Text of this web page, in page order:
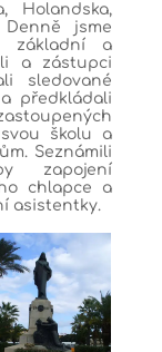
Holandska,
jsme
základní a
a zástupci
sledované
předkládali
školu a
Seznámili
zapojení
chlapce a
asistentky.